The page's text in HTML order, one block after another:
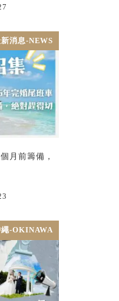
消息-NEWS
月前籌備，
繩-OKINAWA